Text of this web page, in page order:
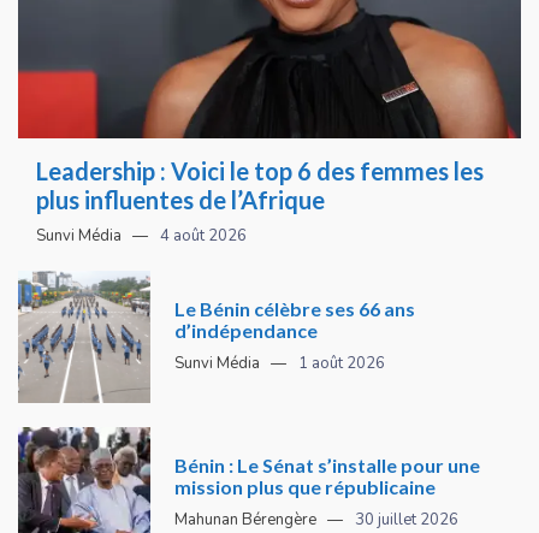
Leadership : Voici le top 6 des femmes les
plus influentes de l’Afrique
Sunvi Média 4 août 2026
Le Bénin célèbre ses 66 ans
d’indépendance
Sunvi Média 1 août 2026
Bénin : Le Sénat s’installe pour une
mission plus que républicaine
Mahunan Bérengère 30 juillet 2026